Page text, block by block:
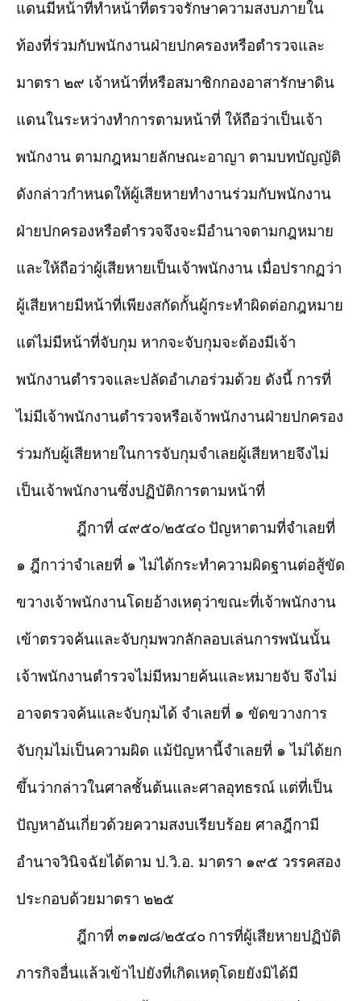
แดนมีหน้าที่ทำหน้าที่ตรวจรักษาความสงบภายใน
ท้องที่ร่วมกับพนักงานฝ่ายปกครองหรือตำรวจและ
มาตรา ๒๙ เจ้าหน้าที่หรือสมาชิกกองอาสารักษาดิน
แดนในระหว่างทำการตามหน้าที่ ให้ถือว่าเป็นเจ้า
พนักงาน ตามกฎหมายลักษณะอาญา ตามบทบัญญัติ
ดังกล่าวกำหนดให้ผู้เสียหายทำงานร่วมกับพนักงาน
ฝ่ายปกครองหรือตำรวจจึงจะมีอำนาจตามกฎหมาย
และให้ถือว่าผู้เสียหายเป็นเจ้าพนักงาน เมื่อปรากฏว่า
ผู้เสียหายมีหน้าที่เพียงสกัดกั้นผู้กระทำผิดต่อกฎหมาย
แต่ไม่มีหน้าที่จับกุม หากจะจับกุมจะต้องมีเจ้า
พนักงานตำรวจและปลัดอำเภอร่วมด้วย ดังนี้ การที่
ไม่มีเจ้าพนักงานตำรวจหรือเจ้าพนักงานฝ่ายปกครอง
ร่วมกับผู้เสียหายในการจับกุมจำเลยผู้เสียหายจึงไม่
เป็นเจ้าพนักงานซึ่งปฏิบัติการตามหน้าที่
ฎีกาที่ ๔๙๕๐/๒๕๔๐ ปัญหาตามที่จำเลยที่
๑ ฎีกาว่าจำเลยที่ ๑ ไม่ได้กระทำความผิดฐานต่อสู้ขัด
ขวางเจ้าพนักงานโดยอ้างเหตุว่าขณะที่เจ้าพนักงาน
เข้าตรวจค้นและจับกุมพวกลักลอบเล่นการพนันนั้น
เจ้าพนักงานตำรวจไม่มีหมายค้นและหมายจับ จึงไม่
อาจตรวจค้นและจับกุมได้ จำเลยที่ ๑ ขัดขวางการ
จับกุมไม่เป็นความผิด แม้ปัญหานี้จำเลยที่ ๑ ไม่ได้ยก
ขึ้นว่ากล่าวในศาลชั้นต้นและศาลอุทธรณ์ แต่ที่เป็น
ปัญหาอันเกี่ยวด้วยความสงบเรียบร้อย ศาลฎีกามี
อำนาจวินิจฉัยได้ตาม ป.วิ.อ. มาตรา ๑๙๕ วรรคสอง
ประกอบด้วยมาตรา ๒๒๕
ฎีกาที่ ๓๑๗๘/๒๕๔๐ การที่ผู้เสียหายปฏิบัติ
ภารกิจอื่นแล้วเข้าไปยังที่เกิดเหตุโดยยังมิได้มี